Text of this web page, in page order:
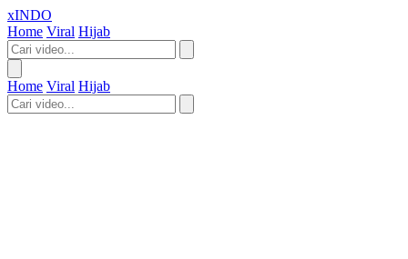
xINDO
Home Viral Hijab
Home Viral Hijab